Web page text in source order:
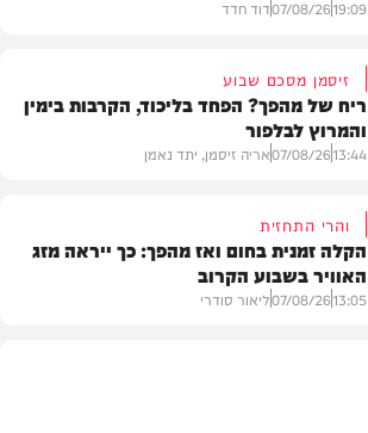
19:09
07/08/26דוד חדד
זיסמן מסכם שבוע
ריח של מהפך? הפחד בליכוד, הקרבות בימין
והמרוץ לבלפור
13:44
07/08/26אריה זיסמן, יתד נאמן
והרי התחזית
הקלה זמנית בחום ואז מהפך: כך ייראה מזג
האוויר בשבוע הקרוב
13:05
07/08/26ליאור סודרי